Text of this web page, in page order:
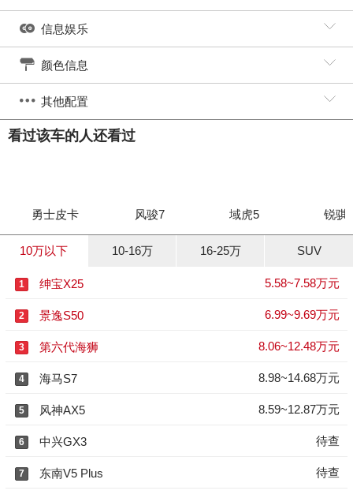
信息娱乐
颜色信息
其他配置
看过该车的人还看过
勇士皮卡 风骏7 域虎5 锐骐6
10万以下 10-16万 16-25万 SUV
1 绅宝X25 5.58~7.58万元
2 景逸S50 6.99~9.69万元
3 第六代海狮 8.06~12.48万元
4 海马S7 8.98~14.68万元
5 风神AX5 8.59~12.87万元
6 中兴GX3 待查
7 东南V5 Plus 待查